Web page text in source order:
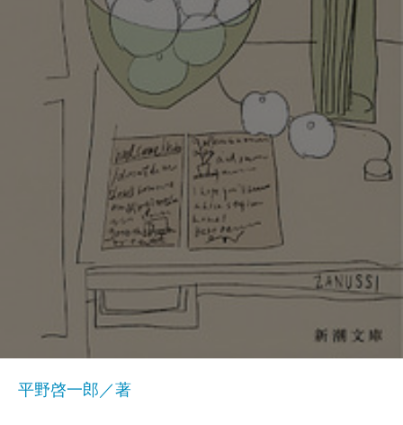
平野啓一郎／著